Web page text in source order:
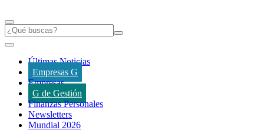
Últimas Noticias
Empresas G
Empresas
G de Gestión
Finanzas Personales
Newsletters
Mundial 2026